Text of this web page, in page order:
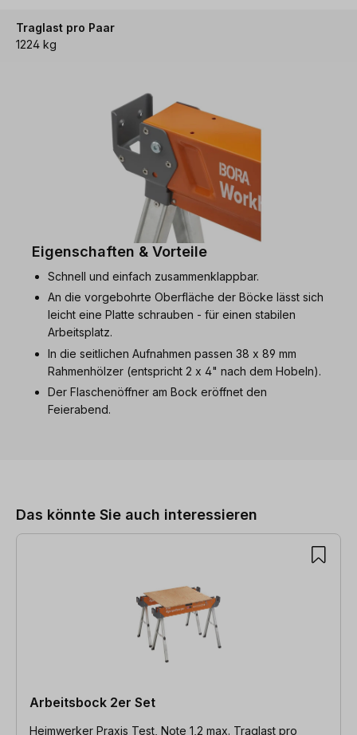
Traglast pro Paar
1224 kg
Eigenschaften & Vorteile
Schnell und einfach zusammenklappbar.
An die vorgebohrte Oberfläche der Böcke lässt sich
leicht eine Platte schrauben - für einen stabilen
Arbeitsplatz.
In die seitlichen Aufnahmen passen 38 x 89 mm
Rahmenhölzer (entspricht 2 x 4" nach dem Hobeln).
Der Flaschenöffner am Bock eröffnet den
Feierabend.
Das könnte Sie auch interessieren
Arbeitsbock 2er Set
Heimwerker Praxis Test, Note 1,2 max. Traglast pro